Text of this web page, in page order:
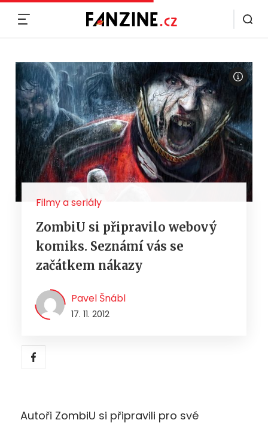
Filmy a seriály
ZombiU si připravilo webový
komiks. Seznámí vás se
začátkem nákazy
Pavel Šnábl
17. 11. 2012
Autoři ZombiU si připravili pro své